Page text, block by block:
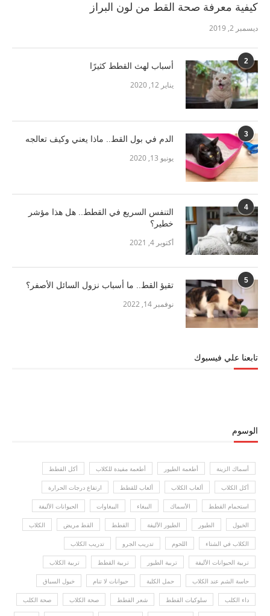
كيفية معرفة صحة القط من لون البراز
ديسمبر 2, 2019
2 أسباب لهث القطط كثيرًا
يناير 12, 2020
3 الدم في بول القط.. ماذا يعني وكيف تعالجه
يونيو 13, 2020
4
التنفس السريع في القطط.. هل هذا مؤشر
خطير؟
أكتوبر 4, 2021
5 تقيؤ القط.. ما أسباب نزول السائل الأصفر؟
نوفمبر 14, 2022
تابعنا علي فيسبوك
الوسوم
أسماك الزينة أطعمة الطيور أطعمة مفيدة للكلاب أكل القطط
أكل الكلاب ألعاب الكلاب ألعاب للقطط ارتفاع درجات الحرارة
استحمام القطط الأسماك الببغاء الببغاوات الحيوانات الأليفة
الخيول الطيور الطيور الأليفة القطط القط مريض الكلاب
الكلاب في الشتاء اللحوم تدريب الجرو تدريب الكلاب
تربية الحيوانات الأليفة تربية الطيور تربية القطط تربية الكلاب
حاسة الشم عند الكلاب حمل الكلبة حيوانات لا تنام خيول السباق
داء الكلب سلوكيات القطط شعر القطط صحة الكلاب صحة الكلب